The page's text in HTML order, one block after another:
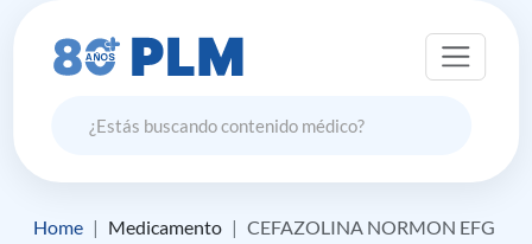
Home Medicamento CEFAZOLINA NORMON EFG